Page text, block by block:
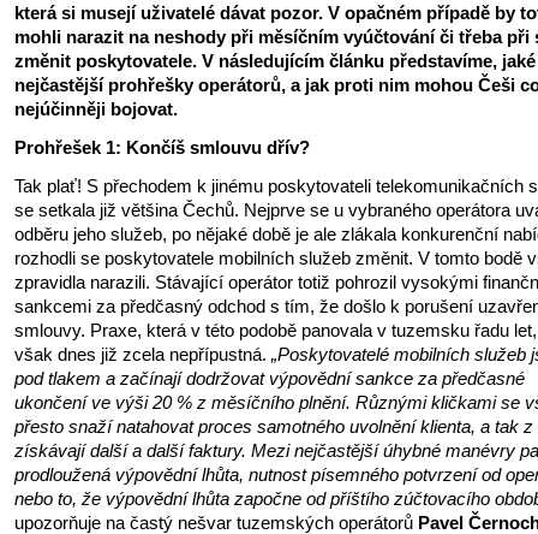
která si musejí uživatelé dávat pozor. V opačném případě by
mohli narazit na neshody při měsíčním vyúčtování či třeba při
změnit poskytovatele. V následujícím článku představíme,
nejčastější prohřešky operátorů, a jak proti nim mohou Češi
nejúčinněji bojovat.
Prohřešek 1: Končíš smlouvu dřív?
Tak plať! S přechodem k jinému poskytovateli telekomunikačních
se setkala již většina Čechů. Nejprve se u vybraného operátora
odběru jeho služeb, po nějaké době je ale zlákala konkurenční
rozhodli se poskytovatele mobilních služeb změnit. V tomto bodě
zpravidla narazili. Stávající operátor totiž pohrozil vysokými
sankcemi za předčasný odchod s tím, že došlo k porušení
smlouvy. Praxe, která v této podobě panovala v tuzemsku řadu
však dnes již zcela nepřípustná. „Poskytovatelé mobilních služeb
pod tlakem a začínají dodržovat výpovědní sankce za předčasné
ukončení ve výši 20 % z měsíčního plnění. Různými kličkami se
přesto snaží natahovat proces samotného uvolnění klienta, a tak z
získávají další a další faktury. Mezi nejčastější úhybné manévry
prodloužená výpovědní lhůta, nutnost písemného potvrzení od
nebo to, že výpovědní lhůta započne od příštího zúčtovacího
upozorňuje na častý nešvar tuzemských operátorů Pavel